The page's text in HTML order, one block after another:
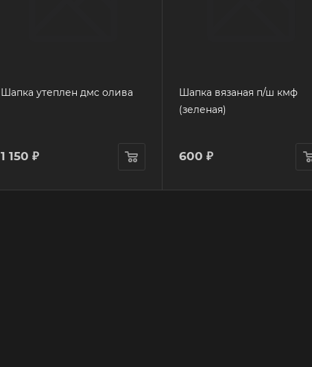
Шапка утеплен дмс олива
1 150 ₽
Шапка вязаная п/ш кмф
(зеленая)
600 ₽